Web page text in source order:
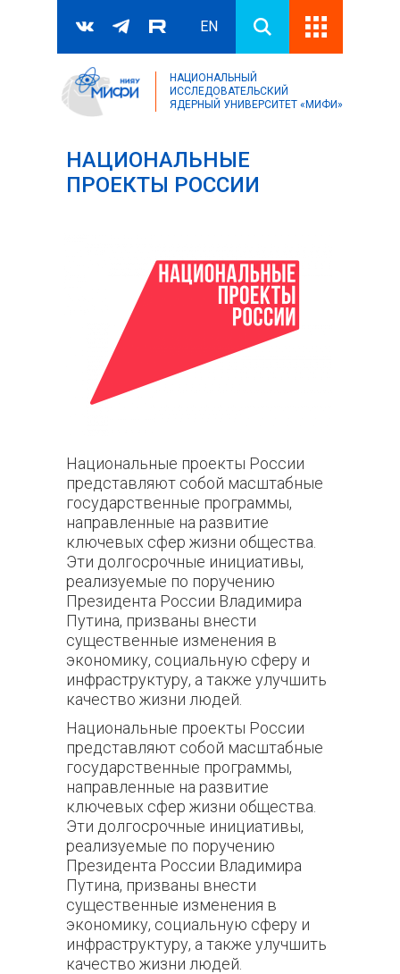
Форма поиска
Поиск
EN
НАЦИОНАЛЬНЫЙ
ИССЛЕДОВАТЕЛЬСКИЙ
ЯДЕРНЫЙ УНИВЕРСИТЕТ «МИФИ»
НАЦИОНАЛЬНЫЕ
ПРОЕКТЫ РОССИИ
Национальные проекты России
представляют собой масштабные
государственные программы,
направленные на развитие
ключевых сфер жизни общества.
Эти долгосрочные инициативы,
реализуемые по поручению
Президента России Владимира
Путина, призваны внести
существенные изменения в
экономику, социальную сферу и
инфраструктуру, а также улучшить
качество жизни людей.
Национальные проекты России
представляют собой масштабные
государственные программы,
направленные на развитие
ключевых сфер жизни общества.
Эти долгосрочные инициативы,
реализуемые по поручению
Президента России Владимира
Путина, призваны внести
существенные изменения в
экономику, социальную сферу и
инфраструктуру, а также улучшить
качество жизни людей.